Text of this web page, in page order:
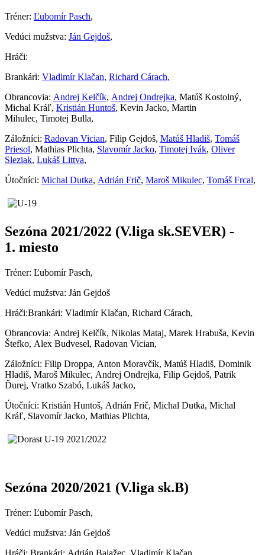
Tréner: Ľubomír Pasch,
Vedúci mužstva: Ján Gejdoš,
Hráči:
Brankári: Vladimír Klačan, Richard Cárach,
Obrancovia: Andrej Kelčík, Andrej Ondrejka, Matúš Kostolný,
Michal Kráľ, Kristián Huntoš, Kevin Jacko, Martin
Mihulec, Timotej Bulla,
Záložníci: Radovan Vician, Filip Gejdoš, Matúš Hladiš, Tomáš
Priesol, Mathias Plichta, Slavomír Jacko, Timotej Ivák, Oliver
Sleziak, Lukáš Littva,
Útočníci: Michal Dutka, Adrián Frič, Maroš Mikulec, Tomáš Frcal,
Sezóna 2021/2022 (V.liga sk.SEVER) -
1. miesto
Tréner: Ľubomír Pasch,
Vedúci mužstva: Ján Gejdoš
Hráči:Brankári: Vladimír Klačan, Richard Cárach,
Obrancovia: Andrej Kelčík, Nikolas Mataj, Marek Hrabuša, Kevin
Štefko, Alex Budvesel, Radovan Vician,
Záložníci: Filip Droppa, Anton Moravčík, Matúš Hladiš, Dominik
Hladiš, Maroš Mikulec, Andrej Ondrejka, Filip Gejdoš, Patrik
Ďurej, Vratko Szabó, Lukáš Jacko,
Útočníci: Kristián Huntoš, Adrián Frič, Michal Dutka, Michal
Kráľ, Slavomír Jacko, Mathias Plichta,
Sezóna 2020/2021 (V.liga sk.B)
Tréner: Ľubomír Pasch,
Vedúci mužstva: Ján Gejdoš
Hráči: Brankári: Adrián Balažec, Vladimír Klačan,